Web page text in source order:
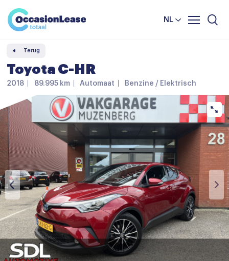
NL
Leasevoorwaarden
Veelgestelde vragen
Nieuws en tips
Over ons
Vergelijker
Terug
Toyota C-HR
2018 89.995 km Automaat Benzine / Elektrisch